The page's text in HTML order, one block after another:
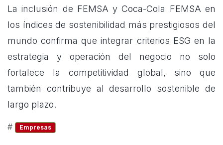
La inclusión de FEMSA y Coca-Cola FEMSA en
los índices de sostenibilidad más prestigiosos del
mundo confirma que integrar criterios ESG en la
estrategia y operación del negocio no solo
fortalece la competitividad global, sino que
también contribuye al desarrollo sostenible de
largo plazo.
# Empresas